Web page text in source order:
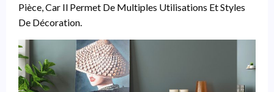
Pièce, Car Il Permet De Multiples Utilisations Et Styles
De Décoration.